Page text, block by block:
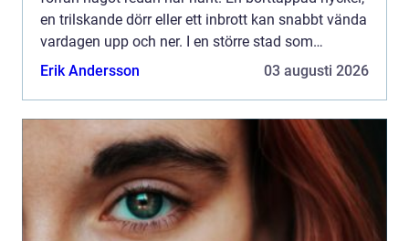
en trilskande dörr eller ett inbrott kan snabbt vända
vardagen upp och ner. I en större stad som
Göteborg blir behovet av snabb, säker och
Erik Andersson 03 augusti 2026